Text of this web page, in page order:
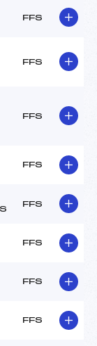
FFS
FFS
FFS
FFS
FFS
FFS
FFS
FFS